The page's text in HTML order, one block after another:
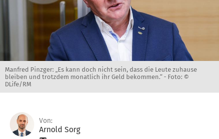
Manfred Pinzger: „Es kann doch nicht sein, dass die Leute zuhause
bleiben und trotzdem monatlich ihr Geld bekommen.“ - Foto: ©
DLife/RM
Von:
Arnold Sorg